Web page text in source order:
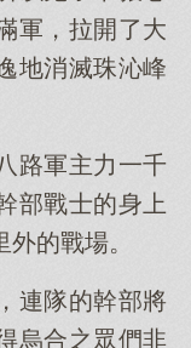
軍，拉開了大
地消滅珠沁峰
路軍主力一千
部戰士的身上
的戰場。
連隊的幹部將
烏合之眾們非